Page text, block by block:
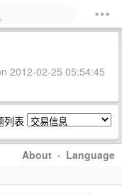
2012-02-25 05:54:45
列表
About · Language